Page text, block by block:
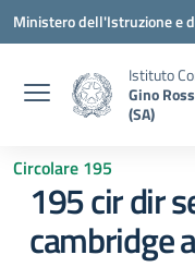
Vai ai contenuti
Vai al menu di navigazione
Vai al footer
Ministero dell'Istruzione e
Istituto
Gino
(SA)
Circolare 195
195 cir dir
cambridge